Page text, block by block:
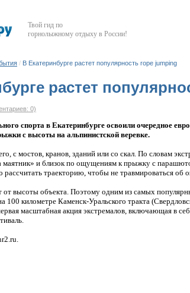
Твой гид по
горнолыжному отдыху в России!
/ В Екатеринбурге растет популярность rope jumping
растет
0)
спорта в Екатеринбурге освоили очередное
с высоты на альпинистской веревке.
с мостов, кранов, зданий или со скал. По словам
маятник» и близок по ощущениям к прыжку с
рассчитать траекторию, чтобы не травмироваться об
от высоты объекта. Поэтому одним из самых
100 километре Каменск-Уральского тракта
масштабная акция экстремалов, включающая в